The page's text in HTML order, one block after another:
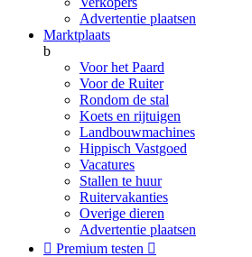
Advertentie plaatsen
Marktplaats
b
Voor het Paard
Voor de Ruiter
Rondom de stal
Koets en rijtuigen
Landbouwmachines
Hippisch Vastgoed
Vacatures
Stallen te huur
Ruitervakanties
Overige dieren
Advertentie plaatsen
 Premium testen 